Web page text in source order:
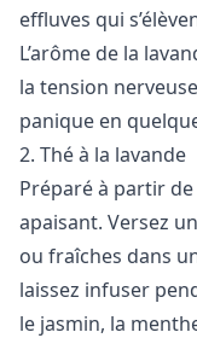
effluves qui
L’arôme de la
la tension
panique en
2. Thé à la lavande
Préparé à partir
apaisant. Versez
ou fraîches dans
laissez infuser
le jasmin, la